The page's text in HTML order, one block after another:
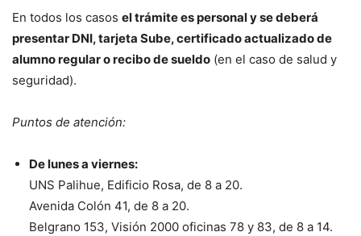
En todos los casos el trámite es personal y se deberá
presentar DNI, tarjeta Sube, certificado actualizado de
alumno regular o recibo de sueldo (en el caso de salud y
seguridad).
Puntos de atención:
De lunes a viernes:
UNS Palihue, Edificio Rosa, de 8 a 20.
Avenida Colón 41, de 8 a 20.
Belgrano 153, Visión 2000 oficinas 78 y 83, de 8 a 14.